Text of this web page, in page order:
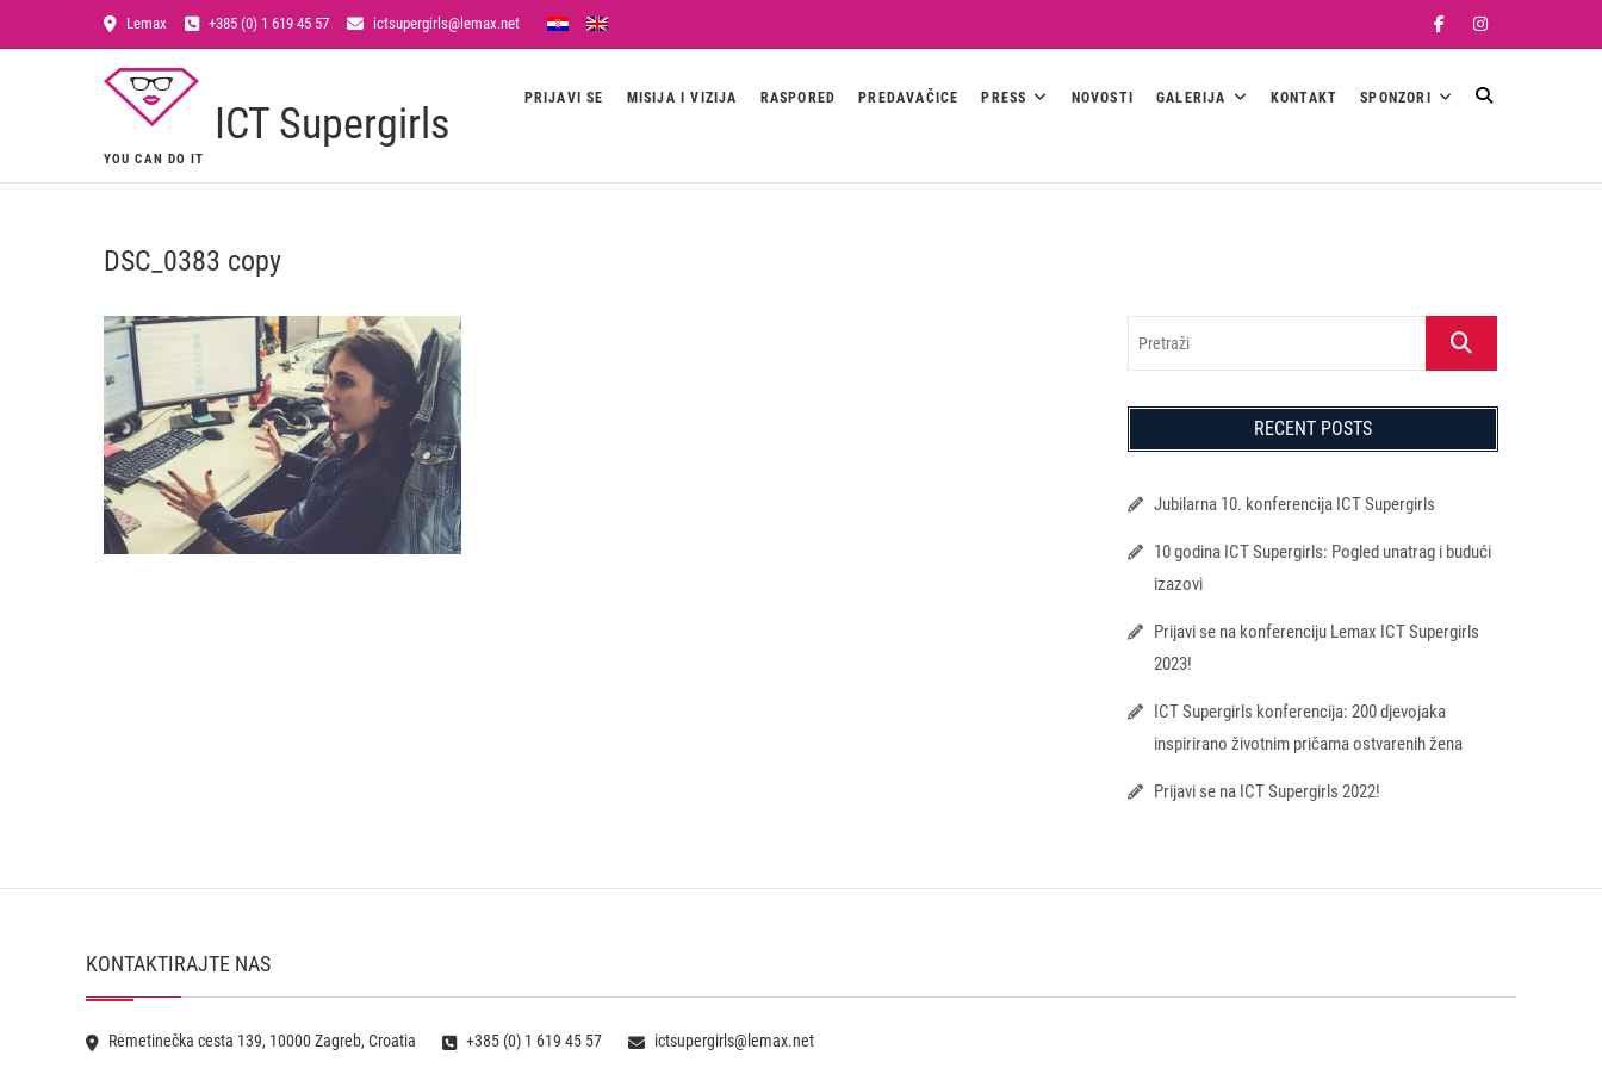
Lemax +385 (0) 1 619 45 57 ictsupergirls@lemax.net FacebookInstagram
ICT Supergirls
YOU CAN DO IT
PRIJAVI SE MISIJA I VIZIJA RASPORED PREDAVAČICE PRESS NOVOSTI GALERIJA KONTAKT SPONZORI
DSC_0383 copy
Pretraži
RECENT POSTS
Jubilarna 10. konferencija ICT Supergirls
10 godina ICT Supergirls: Pogled unatrag i budući
izazovi
Prijavi se na konferenciju Lemax ICT Supergirls
2023!
ICT Supergirls konferencija: 200 djevojaka
inspirirano životnim pričama ostvarenih žena
Prijavi se na ICT Supergirls 2022!
KONTAKTIRAJTE NAS
Remetinečka cesta 139, 10000 Zagreb, Croatia +385 (0) 1 619 45 57 ictsupergirls@lemax.net